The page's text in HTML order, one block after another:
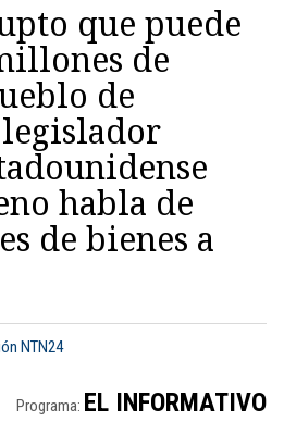
que puede
de
de
habla de
de bienes a
NTN24
Programa: EL INFORMATIVO